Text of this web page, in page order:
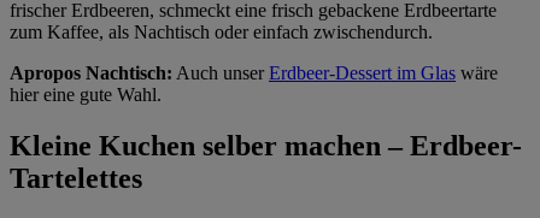
frischer Erdbeeren, schmeckt eine frisch gebackene Erdbeertarte
zum Kaffee, als Nachtisch oder einfach zwischendurch.
Apropos Nachtisch: Auch unserErdbeer-Dessert im Glas wäre
hier eine gute Wahl.
Kleine Kuchen selber machen – Erdbeer-
Tartelettes